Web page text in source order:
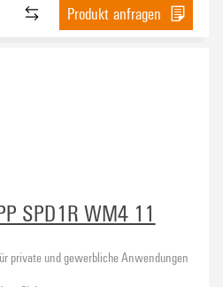
Produkt anfragen
SPD1R WM4 11
private und gewerbliche Anwendungen